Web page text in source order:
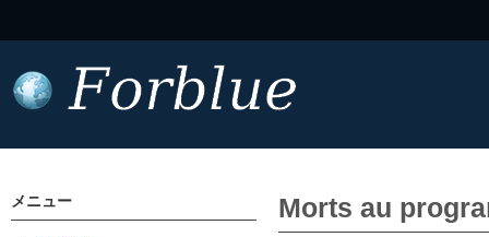
Morts au
メニュー